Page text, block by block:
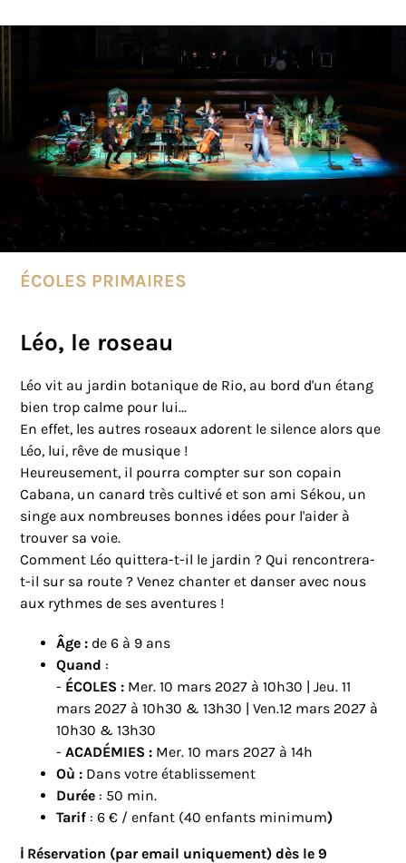
ÉCOLES PRIMAIRES
Léo, le roseau
Léo vit au jardin botanique de Rio, au bord d'un étang
bien trop calme pour lui...
En effet, les autres roseaux adorent le silence alors que
Léo, lui, rêve de musique !
Heureusement, il pourra compter sur son copain
Cabana, un canard très cultivé et son ami Sékou, un
singe aux nombreuses bonnes idées pour l'aider à
trouver sa voie.
Comment Léo quittera-t-il le jardin ? Qui rencontrera-
t-il sur sa route ? Venez chanter et danser avec nous
aux rythmes de ses aventures !
Âge : de 6 à 9 ans
Quand :
- ÉCOLES : Mer. 10 mars 2027 à 10h30 | Jeu. 11
mars 2027 à 10h30 & 13h30 | Ven.12 mars 2027 à
10h30 & 13h30
-ACADÉMIES : Mer. 10 mars 2027 à 14h
Où : Dans votre établissement
Durée : 50 min.
Tarif : 6 € / enfant (40 enfants minimum)
ℹ️ Réservation (par email uniquement) dès le 9